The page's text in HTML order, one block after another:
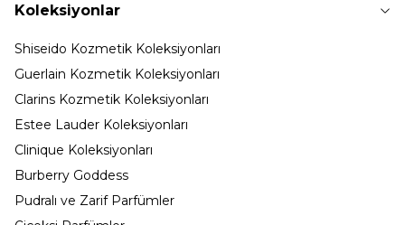
Koleksiyonlar
Shiseido Kozmetik Koleksiyonları
Guerlain Kozmetik Koleksiyonları
Clarins Kozmetik Koleksiyonları
Estee Lauder Koleksiyonları
Clinique Koleksiyonları
Burberry Goddess
Pudralı ve Zarif Parfümler